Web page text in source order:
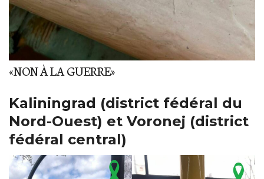
«NON À LA GUERRE»
Kaliningrad (district fédéral du
Nord-Ouest) et Voronej (district
fédéral central)